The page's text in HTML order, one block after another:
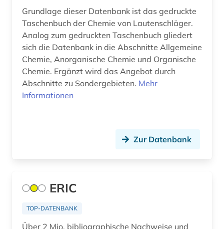
agende (1)
aggressivität (1)
agrar- (1)
Grundlage dieser Datenbank ist das gedruckte
Taschenbuch der Chemie von Lautenschläger.
Analog zum gedruckten Taschenbuch gliedert
sich die Datenbank in die Abschnitte Allgemeine
Chemie, Anorganische Chemie und Organische
Chemie. Ergänzt wird das Angebot durch
Abschnitte zu Sondergebieten. Mehr
Informationen
Zur Datenbank
ERIC
TOP-DATENBANK
Über 2 Mio. bibliographische Nachweise und